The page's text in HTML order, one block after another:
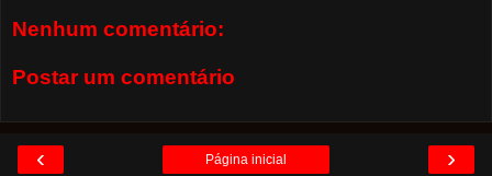
Nenhum comentário:
Postar um comentário
‹ ›
Página inicial